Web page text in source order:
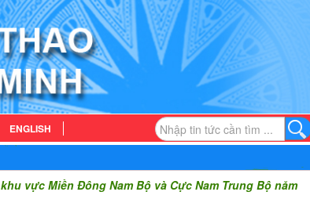
ENGLISH
vực Miền Đông Nam Bộ và Cực Nam Trung Bộ năm